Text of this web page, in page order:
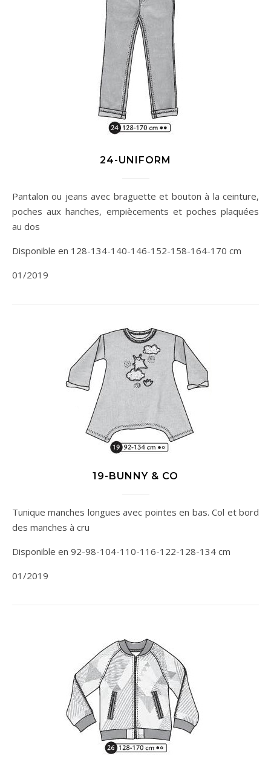
24-UNIFORM
Pantalon ou jeans avec braguette et bouton à la ceinture,
poches aux hanches, empiècements et poches plaquées
au dos
Disponible en 128-134-140-146-152-158-164-170 cm
01/2019
19-BUNNY & CO
Tunique manches longues avec pointes en bas. Col et bord
des manches à cru
Disponible en 92-98-104-110-116-122-128-134 cm
01/2019